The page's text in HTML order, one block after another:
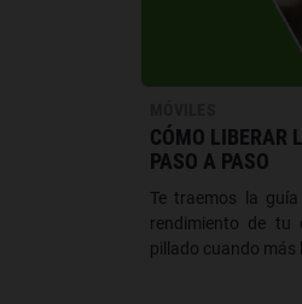
CÓMO LIBERAR
PASO A PASO
Te traemos la
rendimiento de tu
pillado cuando más